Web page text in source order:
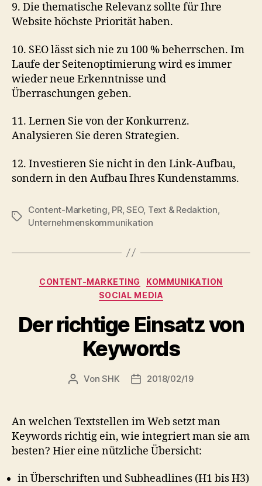
9. Die thematische Relevanz sollte für Ihre
Website höchste Priorität haben.
10. SEO lässt sich nie zu 100 % beherrschen. Im
Laufe der Seitenoptimierung wird es immer
wieder neue Erkenntnisse und
Überraschungen geben.
11. Lernen Sie von der Konkurrenz.
Analysieren Sie deren Strategien.
12. Investieren Sie nicht in den Link-Aufbau,
sondern in den Aufbau Ihres Kundenstamms.
Schlagwörter
Content-Marketing PR,SEO, Text & Redaktion
Unternehmenskommunikation
Kategorien
CONTENT-MARKETING
KOMMUNIKATION
SOCIAL MEDIA
Der richtige Einsatz von
Keywords
Beitragsautor
VonSHK Veröffentlichungsdatum
2018/02/19
An welchen Textstellen im Web setzt man
Keywords richtig ein, wie integriert man sie am
besten? Hier eine nützliche Übersicht:
in Überschriften und Subheadlines (H1 bis H3)